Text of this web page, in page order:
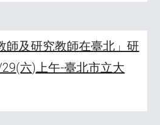
師及研究教師在臺北」研
六)上午-臺北市立大